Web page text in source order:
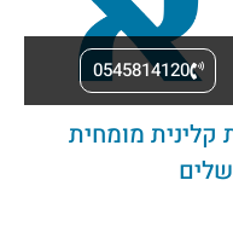
0545814120
קלינית מומחית